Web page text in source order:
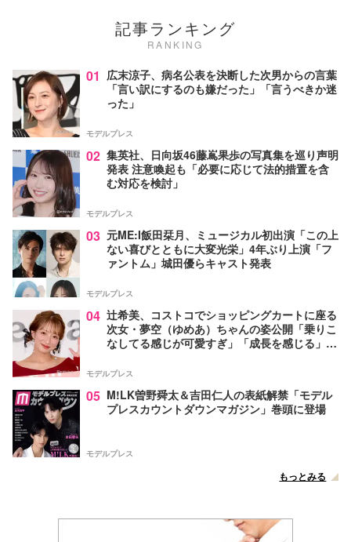
記事ランキング
RANKING
01 広末涼子、病名公表を決断した次男からの言葉
「言い訳にするのも嫌だった」「言うべきか迷
った」
モデルプレス
02 集英社、日向坂46藤嶌果歩の写真集を巡り声明
発表 注意喚起も「必要に応じて法的措置を含
む対応を検討」
モデルプレス
03 元ME:I飯田栞月、ミュージカル初出演「この上
ない喜びとともに大変光栄」4年ぶり上演「フ
ァントム」城田優らキャスト発表
モデルプレス
04 辻希美、コストコでショッピングカートに座る
次女・夢空（ゆめあ）ちゃんの姿公開「乗りこ
なしてる感じが可愛すぎ」「成長を感じる」の
モデルプレス
05 M!LK曽野舜太＆吉田仁人の表紙解禁「モデル
プレスカウントダウンマガジン」巻頭に登場
モデルプレス
もっとみる